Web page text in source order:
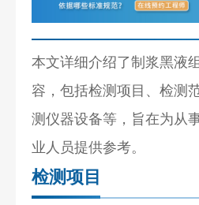
本文详细介绍了制浆黑液
容，包括检测项目、检测
测仪器设备等，旨在为从
业人员提供参考。
检测项目